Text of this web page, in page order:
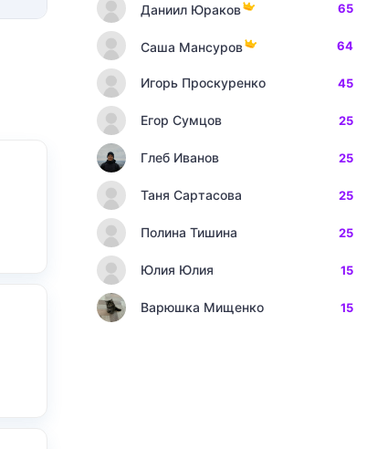
Даниил Юраков 65
Саша Мансуров 64
Игорь Проскуренко 45
Егор Сумцов 25
Глеб Иванов 25
Таня Сартасова 25
Полина Тишина 25
Юлия Юлия 15
Варюшка Мищенко 15